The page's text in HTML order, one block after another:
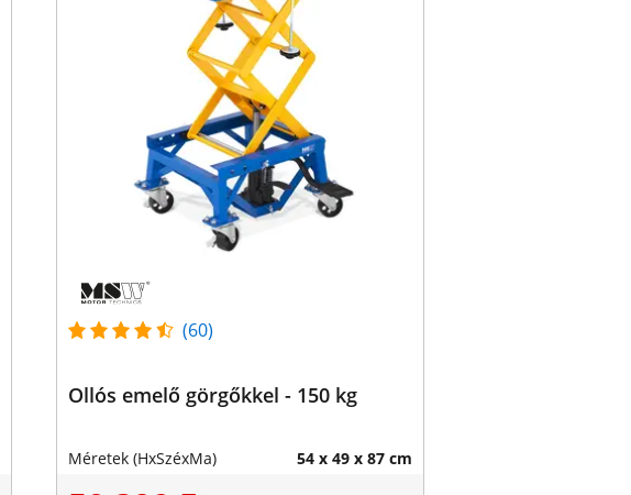
(60)
Ollós emelő görgőkkel - 150 kg
Méretek (HxSzéxMa) 54 x 49 x 87 cm